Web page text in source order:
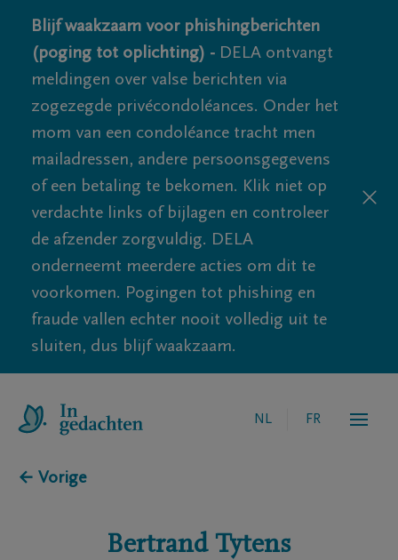
Blijf waakzaam voor phishingberichten
(poging tot oplichting) - DELA ontvangt
meldingen over valse berichten via
zogezegde privécondoléances. Onder het
mom van een condoléance tracht men
mailadressen, andere persoonsgegevens
of een betaling te bekomen. Klik niet op
verdachte links of bijlagen en controleer
de afzender zorgvuldig. DELA
onderneemt meerdere acties om dit te
voorkomen. Pogingen tot phishing en
fraude vallen echter nooit volledig uit te
sluiten, dus blijf waakzaam.
NL FR
← Vorige
Bertrand Tytens